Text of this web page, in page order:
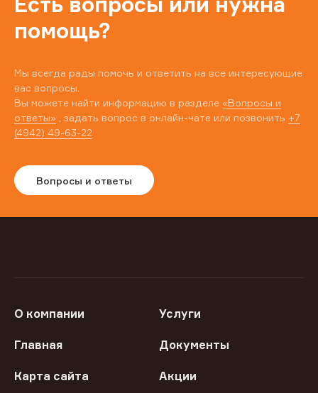
помощь?
Мы всегда рады помочь и ответить на все интересующие
вас вопросы.
Вы можете найти информацию в разделе «Вопросы и
ответы» , задать вопрос в онлайн-чате или позвонить +7
(4942) 49-63-22
Вопросы и ответы
О компании Услуги
Главная Документы
Карта сайта Акции